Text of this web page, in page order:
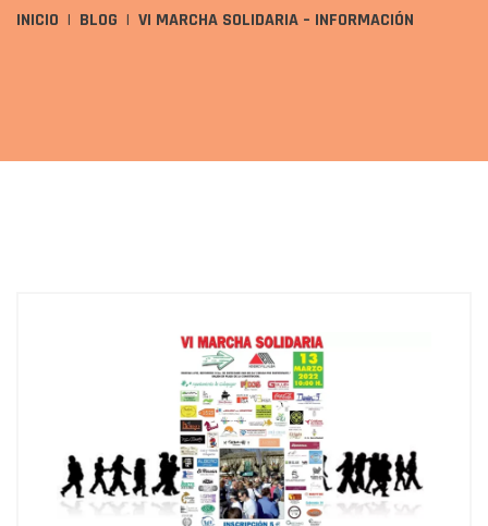
INICIO BLOG VI MARCHA SOLIDARIA – INFORMACIÓN